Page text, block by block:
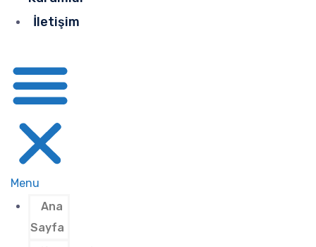
İletişim
Menu
Ana
Sayfa